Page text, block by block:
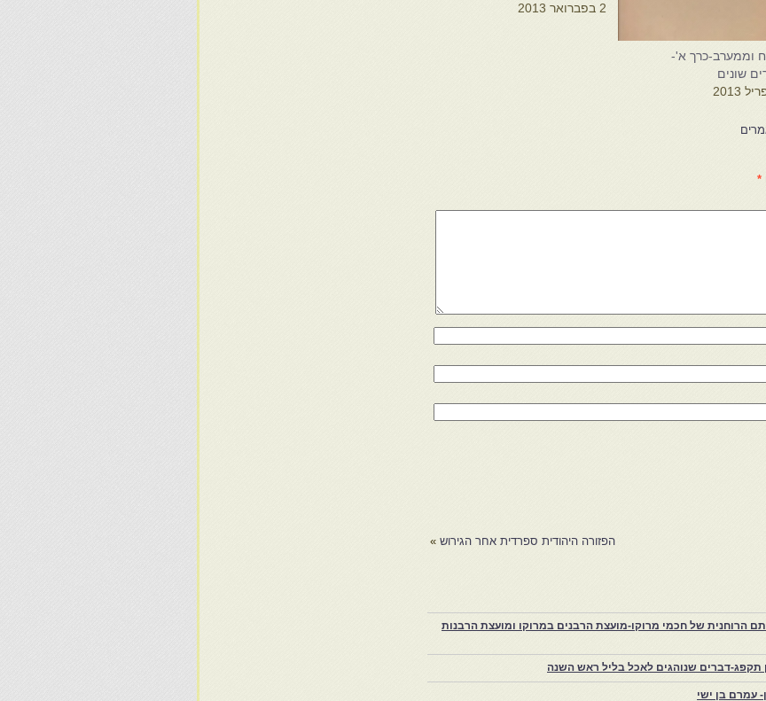
וממערב-כרך א'-
שונים
2 בפברואר 2013
*
הפזורה היהודית ספרדית אחר הגירוש »
הרוחנית של חכמי מרוקו-מועצת הרבנים במרוקו ומועצת הרבנות
תקפג-דברים שנוהגים לאכל בליל ראש השנה
עמרם בן ישי